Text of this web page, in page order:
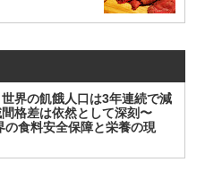
界の飢餓人口は3年連続で減
格差は依然として深刻〜
の食料安全保障と栄養の現